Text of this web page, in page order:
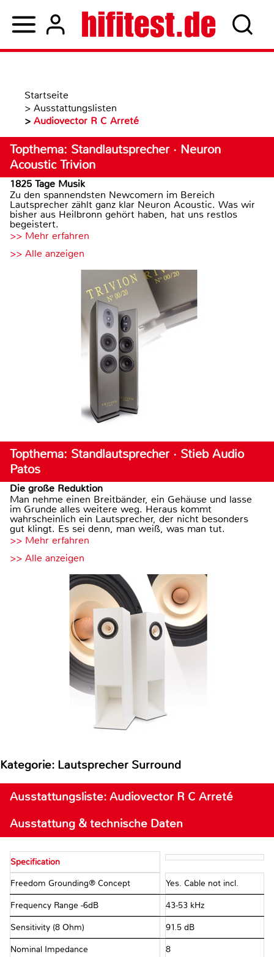
Startseite
> Ausstattungslisten
> Audiovector R C Arreté
Topthema: Standlautsprecher · Neuron
Acoustic Trivion
1825 Tage Musik
Zu den spannendsten Newcomern im Bereich
Lautsprecher zählt ganz klar Neuron Acoustic. Was wir
bisher aus Heilbronn gehört haben, hat uns restlos
begeistert.
>> Mehr erfahren
>> Alle anzeigen
Topthema: Standlautsprecher · Stieb Audio
Patos
Die große Reduktion
Man nehme einen Breitbänder, ein Gehäuse und lasse
im Grunde alles weitere weg. Heraus kommt
wahrscheinlich ein Lautsprecher, der nicht besonders
gut klingt. Es sei denn, man weiß, was man tut.
>> Mehr erfahren
>> Alle anzeigen
Kategorie: Lautsprecher Surround
Ausstattungsliste: Audiovector R C Arreté
Ausstattung & technische Daten
Specification
Freedom Grounding® Concept Yes. Cable not incl.
Frequency Range -6dB 43-53 kHz
Sensitivity (8 Ohm) 91.5 dB
Nominal Impedance 8 Ω